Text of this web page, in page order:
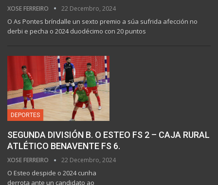
XOSE FERREIRO 22 Decembro, 2024
O As Pontes bríndalle un sexto premio a súa sufrida afección no
derbi e pecha o 2024 duodécimo con 20 puntos
DEPORTES
SEGUNDA DIVISIÓN B. O ESTEO FS 2 – CAJA RURAL
ATLÉTICO BENAVENTE FS 6.
XOSE FERREIRO 22 Decembro, 2024
O Esteo despide o 2024 cunha
derrota ante un candidato ao